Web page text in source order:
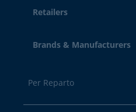
Retailers
Brands & Manufacturers
Per Reparto